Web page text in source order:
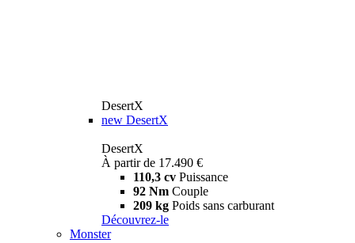
DesertX
new DesertX
DesertX
À partir de 17.490 €
110,3 cv Puissance
92 Nm Couple
209 kg Poids sans carburant
Découvrez-le
Monster